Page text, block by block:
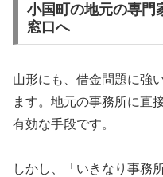
小国町の地元の専門
窓口へ
山形にも、借金問題に強
ます。地元の事務所に直
有効な手段です。
しかし、「いきなり事務